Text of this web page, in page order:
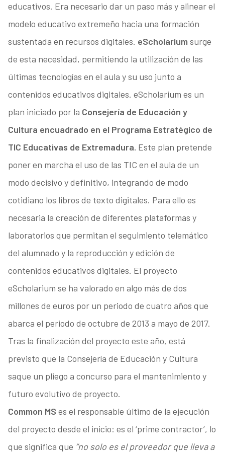
educativos. Era necesario dar un paso más y alinear el
modelo educativo extremeño hacia una formación
sustentada en recursos digitales. eScholarium surge
de esta necesidad, permitiendo la utilización de las
últimas tecnologías en el aula y su uso junto a
contenidos educativos digitales. eScholarium es un
plan iniciado por la Consejería de Educación y
Cultura encuadrado en el Programa Estratégico de
TIC Educativas de Extremadura. Este plan pretende
poner en marcha el uso de las TIC en el aula de un
modo decisivo y definitivo, integrando de modo
cotidiano los libros de texto digitales. Para ello es
necesaria la creación de diferentes plataformas y
laboratorios que permitan el seguimiento telemático
del alumnado y la reproducción y edición de
contenidos educativos digitales. El proyecto
eScholarium se ha valorado en algo más de dos
millones de euros por un periodo de cuatro años que
abarca el periodo de octubre de 2013 a mayo de 2017.
Tras la finalización del proyecto este año, está
previsto que la Consejería de Educación y Cultura
saque un pliego a concurso para el mantenimiento y
futuro evolutivo de proyecto.
Common MS es el responsable último de la ejecución
del proyecto desde el inicio: es el ‘prime contractor’, lo
que significa que “no solo es el proveedor que lleva a